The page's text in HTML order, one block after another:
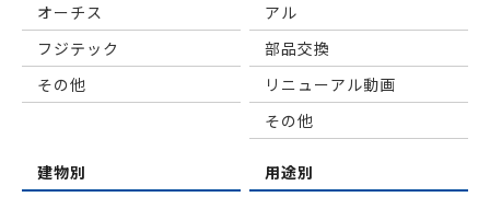
オーチス
フジテック
その他
アル
部品交換
リニューアル動画
その他
建物別
用途別